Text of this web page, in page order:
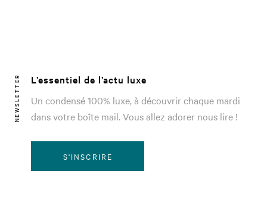
NEWSLETTER
L’essentiel de l’actu luxe
Un condensé 100% luxe, à découvrir chaque mardi
dans votre boîte mail. Vous allez adorer nous lire !
S'INSCRIRE